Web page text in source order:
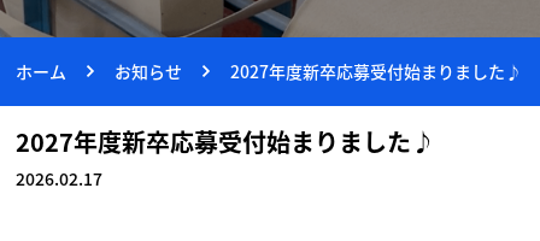
ホーム お知らせ 2027年度新卒応募受付始まりました♪
2027年度新卒応募受付始まりました♪
2026.02.17